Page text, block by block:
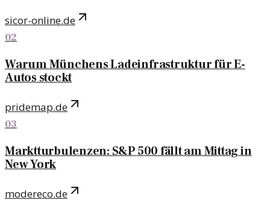
sicor-online.de
02
Warum Münchens Ladeinfrastruktur für E-
Autos stockt
pridemap.de
03
Marktturbulenzen: S&P 500 fällt am Mittag in
New York
modereco.de